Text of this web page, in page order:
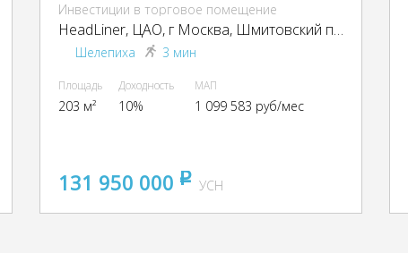
Инвестиции в торговое помещение
HeadLiner, ЦАО, г Москва, Шмитовский пр-д, 39, кор. 10
Шелепиха 3 мин
Площадь
203 м²
Доходность
10%
МАП
1 099 583 руб/мес
131 950 000 pуб
УСН